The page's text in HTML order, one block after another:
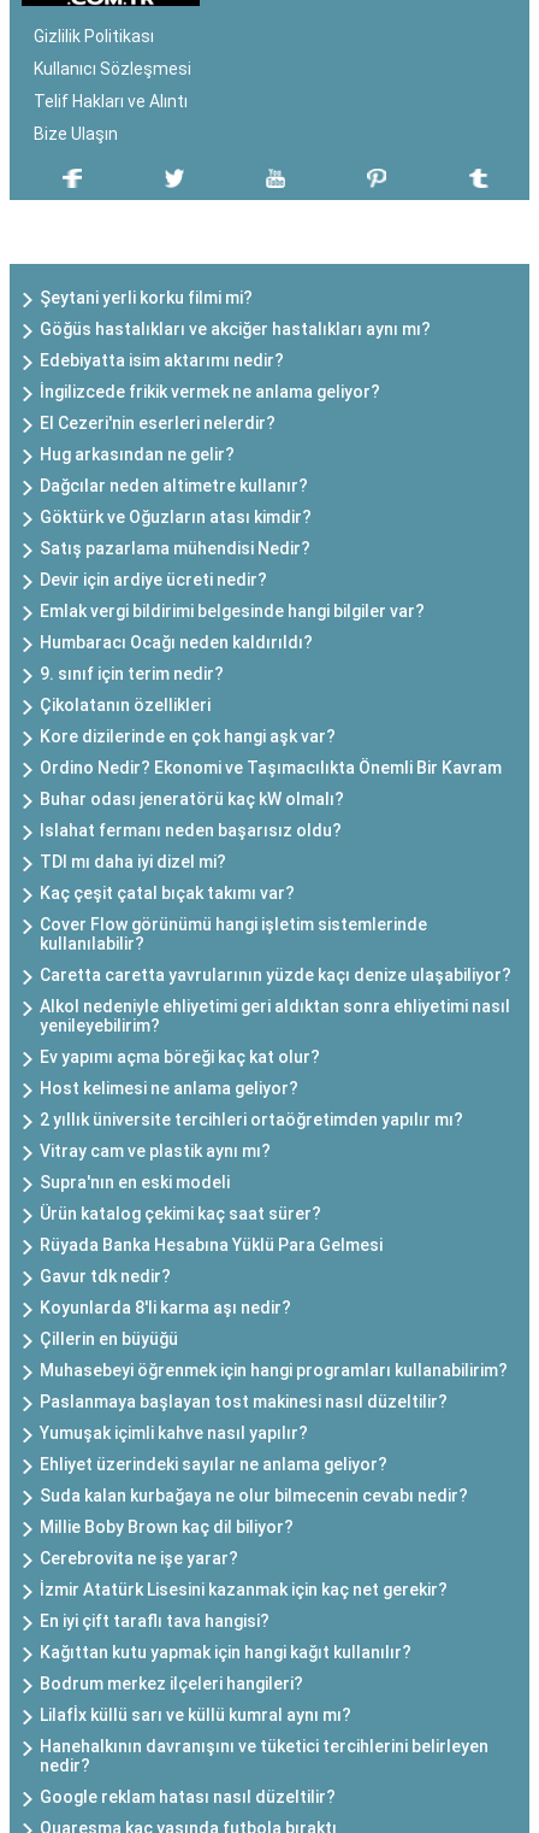
Gizlilik Politikası
Kullanıcı Sözleşmesi
Telif Hakları ve Alıntı
Bize Ulaşın
Şeytani yerli korku filmi mi?
Göğüs hastalıkları ve akciğer hastalıkları aynı mı?
Edebiyatta isim aktarımı nedir?
İngilizcede frikik vermek ne anlama geliyor?
El Cezeri'nin eserleri nelerdir?
Hug arkasından ne gelir?
Dağcılar neden altimetre kullanır?
Göktürk ve Oğuzların atası kimdir?
Satış pazarlama mühendisi Nedir?
Devir için ardiye ücreti nedir?
Emlak vergi bildirimi belgesinde hangi bilgiler var?
Humbaracı Ocağı neden kaldırıldı?
9. sınıf için terim nedir?
Çikolatanın özellikleri
Kore dizilerinde en çok hangi aşk var?
Ordino Nedir? Ekonomi ve Taşımacılıkta Önemli Bir Kavram
Buhar odası jeneratörü kaç kW olmalı?
Islahat fermanı neden başarısız oldu?
TDI mı daha iyi dizel mi?
Kaç çeşit çatal bıçak takımı var?
Cover Flow görünümü hangi işletim sistemlerinde
kullanılabilir?
Caretta caretta yavrularının yüzde kaçı denize ulaşabiliyor?
Alkol nedeniyle ehliyetimi geri aldıktan sonra ehliyetimi nasıl
yenileyebilirim?
Ev yapımı açma böreği kaç kat olur?
Host kelimesi ne anlama geliyor?
2 yıllık üniversite tercihleri ortaöğretimden yapılır mı?
Vitray cam ve plastik aynı mı?
Supra'nın en eski modeli
Ürün katalog çekimi kaç saat sürer?
Rüyada Banka Hesabına Yüklü Para Gelmesi
Gavur tdk nedir?
Koyunlarda 8'li karma aşı nedir?
Çillerin en büyüğü
Muhasebeyi öğrenmek için hangi programları kullanabilirim?
Paslanmaya başlayan tost makinesi nasıl düzeltilir?
Yumuşak içimli kahve nasıl yapılır?
Ehliyet üzerindeki sayılar ne anlama geliyor?
Suda kalan kurbağaya ne olur bilmecenin cevabı nedir?
Millie Boby Brown kaç dil biliyor?
Cerebrovita ne işe yarar?
İzmir Atatürk Lisesini kazanmak için kaç net gerekir?
En iyi çift taraflı tava hangisi?
Kağıttan kutu yapmak için hangi kağıt kullanılır?
Bodrum merkez ilçeleri hangileri?
Lilafİx küllü sarı ve küllü kumral aynı mı?
Hanehalkının davranışını ve tüketici tercihlerini belirleyen
nedir?
Google reklam hatası nasıl düzeltilir?
Quaresma kaç yaşında futbola bıraktı